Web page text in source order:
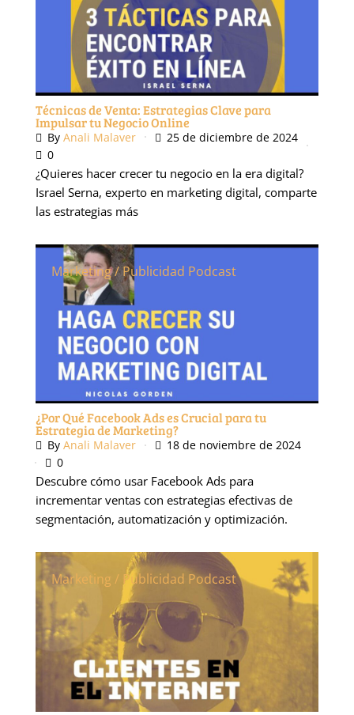
Técnicas de Venta: Estrategias Clave para
Impulsar tu Negocio Online
By Anali Malaver
25 de diciembre de 2024
0
¿Quieres hacer crecer tu negocio en la era digital?
Israel Serna, experto en marketing digital, comparte
las estrategias más
Marketing / Publicidad Podcast
¿Por Qué Facebook Ads es Crucial para tu
Estrategia de Marketing?
By Anali Malaver
18 de noviembre de 2024
0
Descubre cómo usar Facebook Ads para
incrementar ventas con estrategias efectivas de
segmentación, automatización y optimización.
Marketing / Publicidad Podcast